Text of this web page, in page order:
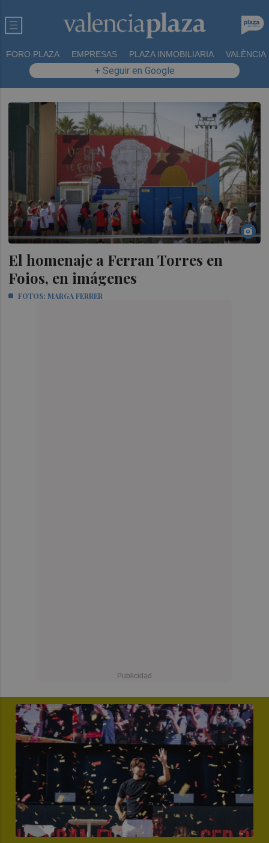
FORO PLAZA EMPRESAS PLAZA INMOBILIARIA VALÈNCIA
+ Seguir en Google
El homenaje a Ferran Torres en
Foios, en imágenes
FOTOS: MARGA FERRER